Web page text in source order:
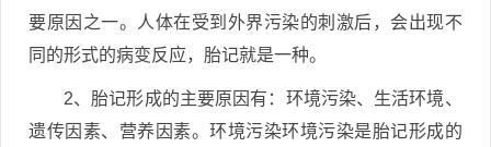
要原因之一。人体在受到外界污染的刺激后，会出现不
同的形式的病变反应，胎记就是一种。
2、胎记形成的主要原因有：环境污染、生活环境、
遗传因素、营养因素。环境污染环境污染是胎记形成的